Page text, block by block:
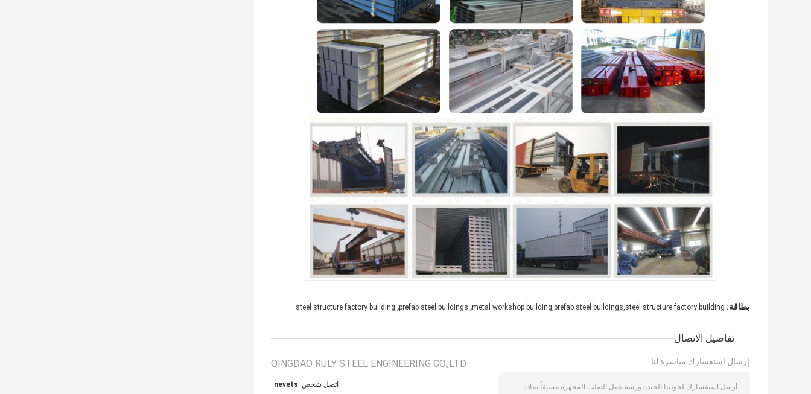
بطاقة: metal workshop building,prefab steel buildings,steel structure factory building
,
prefab steel buildings
,
steel structure factory building
تفاصيل الاتصال
QINGDAO RULY STEEL ENGINEERING CO.,LTD
اتصل شخص: steven
إرسال استفسارك مباشرة لنا